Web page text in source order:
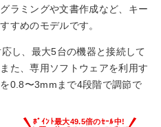
ラミングや文書作成など、キー
すめのモデルです。
し、最大5台の機器と接続して
た、専用ソフトウェアを利用す
0.8〜3mmまで4段階で調節で